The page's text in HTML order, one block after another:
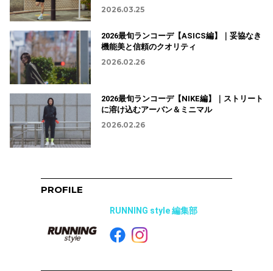
2026.03.25
2026最旬ランコーデ【ASICS編】｜妥協なき
機能美と信頼のクオリティ
2026.02.26
2026最旬ランコーデ【NIKE編】｜ストリート
に溶け込むアーバン＆ミニマル
2026.02.26
PROFILE
RUNNING style 編集部